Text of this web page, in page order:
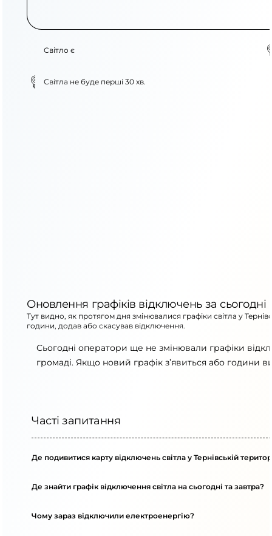
Світло є
Світла не буде перші 30 хв.
Оновлення графіків відключень за сьогодні
Тут видно, як протягом дня змінювалися графіки світла у
години, додав або скасував відключення.
Сьогодні оператори ще не змінювали графіки
громаді. Якщо новий графік з’явиться або години
Часті запитання
Де подивитися карту відключень світла у Тернівській
Де знайти графік відключення світла на сьогодні та завтра?
Чому зараз відключили електроенергію?